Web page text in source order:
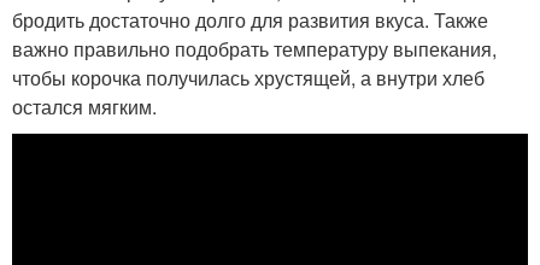
бродить достаточно долго для развития вкуса. Также
важно правильно подобрать температуру выпекания,
чтобы корочка получилась хрустящей, а внутри хлеб
остался мягким.